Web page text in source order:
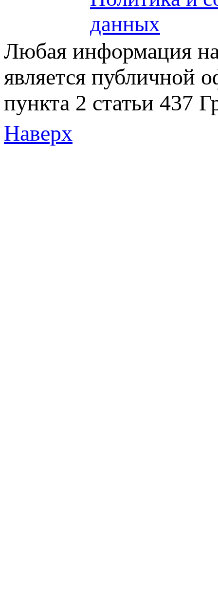
данных
Любая информация на
является публичной
пункта 2 статьи 437
Наверх